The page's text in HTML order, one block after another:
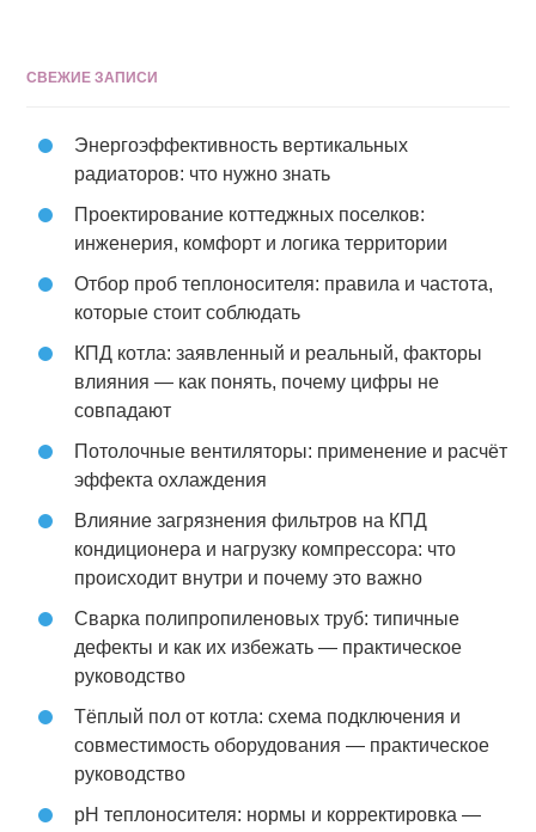
СВЕЖИЕ ЗАПИСИ
Энергоэффективность вертикальных
радиаторов: что нужно знать
Проектирование коттеджных поселков:
инженерия, комфорт и логика территории
Отбор проб теплоносителя: правила и частота,
которые стоит соблюдать
КПД котла: заявленный и реальный, факторы
влияния — как понять, почему цифры не
совпадают
Потолочные вентиляторы: применение и расчёт
эффекта охлаждения
Влияние загрязнения фильтров на КПД
кондиционера и нагрузку компрессора: что
происходит внутри и почему это важно
Сварка полипропиленовых труб: типичные
дефекты и как их избежать — практическое
руководство
Тёплый пол от котла: схема подключения и
совместимость оборудования — практическое
руководство
pH теплоносителя: нормы и корректировка —